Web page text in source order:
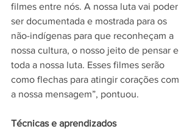
filmes entre nós. A nossa luta vai poder
ser documentada e mostrada para os
não-indígenas para que reconheçam a
nossa cultura, o nosso jeito de pensar e
toda a nossa luta. Esses filmes serão
como flechas para atingir corações com
a nossa mensagem”, pontuou.
Técnicas e aprendizados